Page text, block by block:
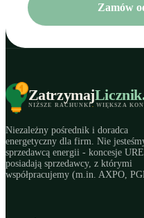
Zamów
ZatrzymajLicznik
NIŻSZE RACHUNKI.WIĘKSZA
Niezależny pośrednik i doradca
energetyczny dla firm. Nie
sprzedawcą energii - koncesje URE
posiadają sprzedawcy, z którymi
współpracujemy (m.in. AXPO,